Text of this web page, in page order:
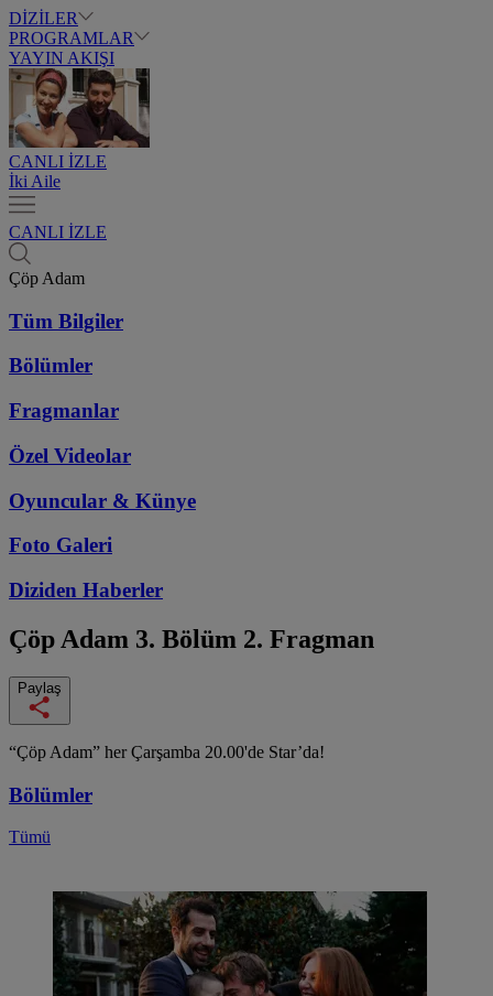
DİZİLER
PROGRAMLAR
YAYIN AKIŞI
CANLI İZLE
İki Aile
CANLI İZLE
Çöp Adam
Tüm Bilgiler
Bölümler
Fragmanlar
Özel Videolar
Oyuncular & Künye
Foto Galeri
Diziden Haberler
Çöp Adam 3. Bölüm 2. Fragman
Paylaş
“Çöp Adam” her Çarşamba 20.00'de Star’da!
Bölümler
Tümü